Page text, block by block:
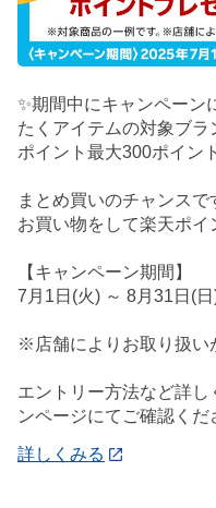
✨期間中にキャンペーン
たくアイテムの対象ブ
ポイント最大300ポイン
まとめ買いのチャンス
お買い物をして楽天ポ
【キャンペーン期間】
7月1日(火) ～ 8月31日(
※店舗によりお取り扱い
エントリー方法など詳
ンページにてご確認くだ
詳しくみる